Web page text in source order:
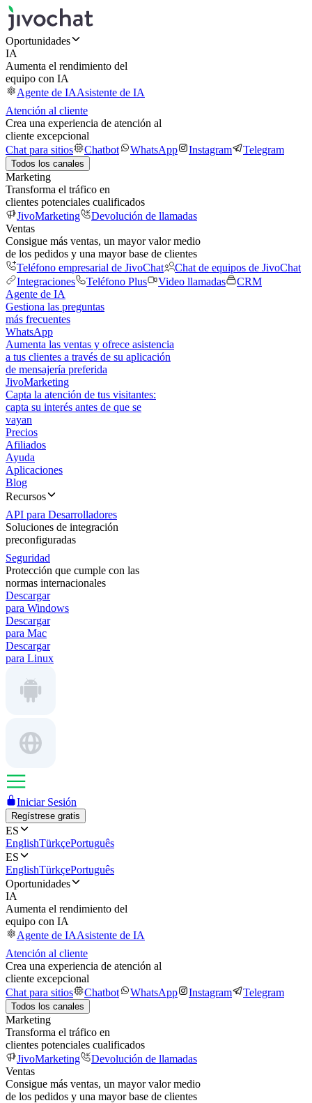
Oportunidades
IA
Aumenta el rendimiento del
equipo con IA
Agente de IAAsistente de IA
Atención al cliente
Crea una experiencia de atención al
cliente excepcional
Chat para sitios
Chatbot WhatsApp Instagram Telegram
Todos los canales
Marketing
Transforma el tráfico en
clientes potenciales cualificados
JivoMarketing
Devolución de llamadas
Ventas
Consigue más ventas, un mayor valor medio
de los pedidos y una mayor base de clientes
Teléfono empresarial de JivoChat
Chat de equipos de JivoChat
Integraciones
Teléfono Plus Video llamadas
CRM
Agente de IA
Gestiona las preguntas
más frecuentes
WhatsApp
Aumenta las ventas y ofrece asistencia
a tus clientes a través de su aplicación
de mensajería preferida
JivoMarketing
Capta la atención de tus visitantes:
capta su interés antes de que se
vayan
Precios
Afiliados
Ayuda
Aplicaciones
Blog
Recursos
API para Desarrolladores
Soluciones de integración
preconfiguradas
Seguridad
Protección que cumple con las
normas internacionales
Descargar
para Windows
Descargar
para Mac
Descargar
para Linux
Iniciar Sesión
Regístrese gratis
ES
EnglishTürkçePortuguês
ES
EnglishTürkçePortuguês
Oportunidades
IA
Aumenta el rendimiento del
equipo con IA
Agente de IAAsistente de IA
Atención al cliente
Crea una experiencia de atención al
cliente excepcional
Chat para sitios
Chatbot WhatsApp Instagram Telegram
Todos los canales
Marketing
Transforma el tráfico en
clientes potenciales cualificados
JivoMarketing
Devolución de llamadas
Ventas
Consigue más ventas, un mayor valor medio
de los pedidos y una mayor base de clientes